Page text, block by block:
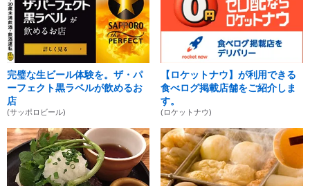
完璧な生ビール体験を。ザ・パ
ーフェクト黒ラベルが飲めるお
店
(サッポロビール)
【ロケットナウ】が利用できる
食べログ掲載店舗をご紹介しま
す。
(ロケットナウ)